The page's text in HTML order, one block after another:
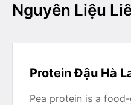
Nguyên Liệu
Protein Đậu Hà
Pea protein is a